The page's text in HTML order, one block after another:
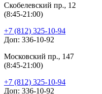
Скобелевский пр., 12
(8:45-21:00)
+7 (812) 325-10-94
Доп: 336-10-92
Московский пр., 147
(8:45-21:00)
+7 (812) 325-10-94
Доп: 336-10-92